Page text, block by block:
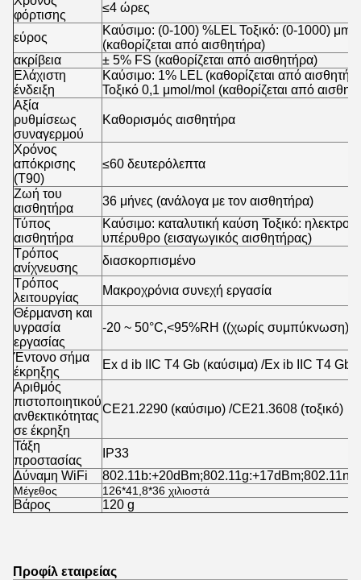
φόρτισης
≤4 ώρες
εύρος
Καύσιμο: (0-100) %LEL Τοξικό: (0-1000)
(καθορίζεται από αισθητήρα)
ακρίβεια
± 5% FS (καθορίζεται από αισθητήρα)
Ελάχιστη
ένδειξη
Καύσιμο: 1% LEL (καθορίζεται από
Τοξικό 0,1 μmol/mol (καθορίζεται από
Αξία
ρυθμίσεως
συναγερμού
Καθορισμός αισθητήρα
Χρόνος
απόκρισης
(T90)
≤60 δευτερόλεπτα
Ζωή του
αισθητήρα
36 μήνες (ανάλογα με τον αισθητήρα)
Τύπος
αισθητήρα
Καύσιμο: καταλυτική καύση Τοξικό:
υπέρυθρο (εισαγωγικός αισθητήρας)
Τρόπος
ανίχνευσης
διασκορπισμένο
Τρόπος
λειτουργίας
Μακροχρόνια συνεχή εργασία
Θέρμανση και
υγρασία
εργασίας
-20 ~ 50°C,<95%RH ((χωρίς συμπύκνωση)
Έντονο σήμα
έκρηξης
Ex d ib IIC T4 Gb (καύσιμα) /Ex ib IIC T4 Gb
Αριθμός
πιστοποιητικού
ανθεκτικότητας
σε έκρηξη
CE21.2290 (καύσιμο) /CE21.3608 (τοξικό)
Τάξη
προστασίας
IP33
Δύναμη WiFi
Μέγεθος 126*41,8*36 χιλιοστά
Βάρος 120 g
Προφίλ εταιρείας